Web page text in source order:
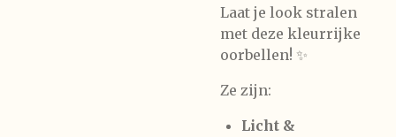
Laat je look stralen
met deze kleurrijke
oorbellen! ✨
Ze zijn:
Licht &